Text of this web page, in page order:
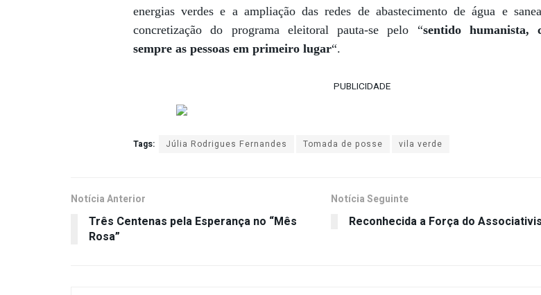
energias verdes e a ampliação das redes de abastecimento de água e
concretização do programa eleitoral pauta-se pelo “sentido humanista,
sempre as pessoas em primeiro lugar“.
PUBLICIDADE
Tags: Júlia Rodrigues Fernandes Tomada de posse vila verde
Notícia Anterior
Três Centenas pela Esperança no “Mês
Rosa”
Notícia Seguinte
Reconhecida a Força do